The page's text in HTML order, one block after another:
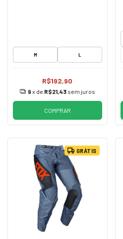
M L
R$192,90
9 x de R$21,43 sem juros
COMPRAR
GRÁTIS